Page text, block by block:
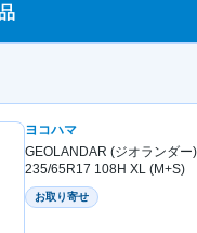
ヨコハマ
GEOLANDAR (ジオランダー
235/65R17 108H XL (M+S)
お取り寄せ